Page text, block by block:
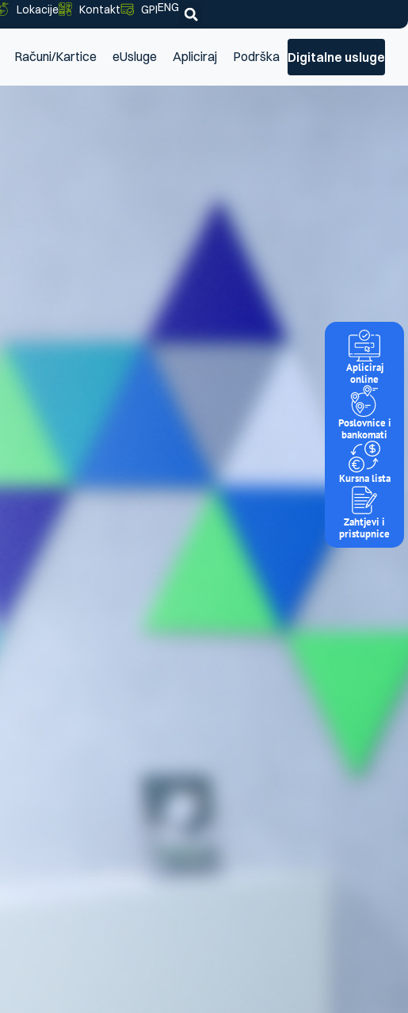
Lokacije Kontakt GPIENG
Računi/Kartice eUsluge Apliciraj Podrška Digitalne usluge
Apliciraj
online
Poslovnice i
bankomati
Kursna lista
Zahtjevi i
pristupnice